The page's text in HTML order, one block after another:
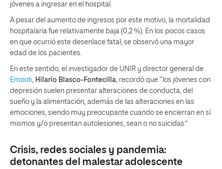
jóvenes a ingresar en el hospital.
A pesar del aumento de ingresos por este motivo, la mortalidad
hospitalaria fue relativamente baja (0,2 %). En los pocos casos
en que ocurrió este desenlace fatal, se observó una mayor
edad de los pacientes.
En este sentido, el investigador de UNIR y director general de
Emooti Hilario Blasco-Fontecilla , recordó que “los jóvenes con
depresión suelen presentar alteraciones de conducta, del
sueño y la alimentación, además de las alteraciones en las
emociones, siendo muy preocupante cuando se encierran en sí
mismos y/o presentan autolesiones, sean o no suicidas.”
Crisis, redes sociales y pandemia:
detonantes del malestar adolescente